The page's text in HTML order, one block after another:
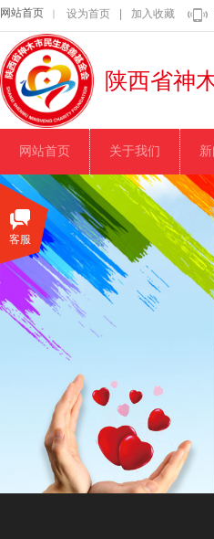
设为首页 加入收藏
网站首页
陕西省神
网站首页 关于我们
客服